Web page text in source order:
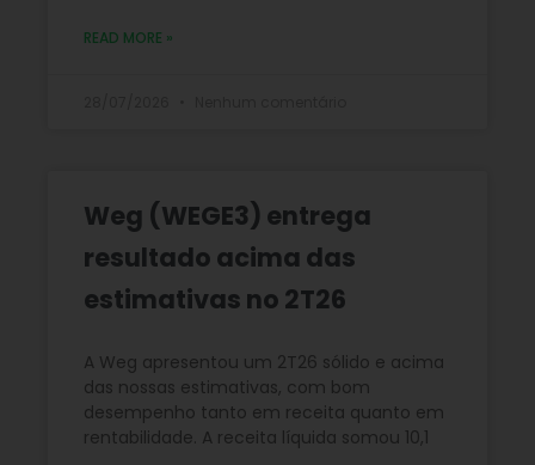
READ MORE »
Weg (WEGE3) entrega
resultado acima das
estimativas no 2T26
A Weg apresentou um 2T26 sólido e acima
das nossas estimativas, com bom
desempenho tanto em receita quanto em
rentabilidade. A receita líquida somou 10,1